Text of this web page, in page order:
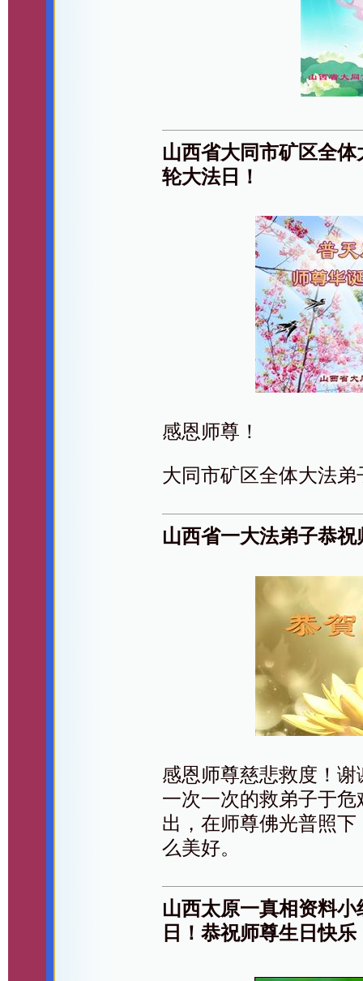
山西省大同市矿区全
轮大法日！
感恩师尊！
大同市矿区全体大法弟
山西省一大法弟子恭
感恩师尊慈悲救度！
一次一次的救弟子于
出，在师尊佛光普照
么美好。
山西太原一真相资料
日！恭祝师尊生日快乐